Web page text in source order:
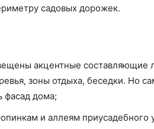
садовых дорожек.
акцентные составляющие
зоны отдыха, беседки. Но
фасад дома;
и аллеям приусадебного